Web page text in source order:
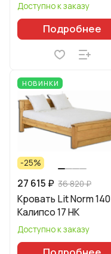
Доступно к заказу
Подробнее
НОВИНКИ
-25%
27 615 ₽ 36 820 ₽
Кровать Lit Norm 140
Калипсо 17 НК
Доступно к заказу